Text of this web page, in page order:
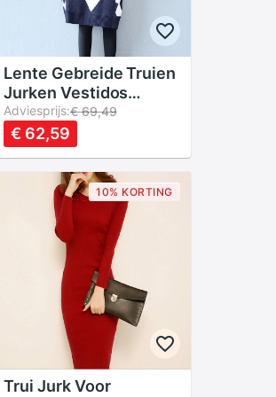
Lente Gebreide Truien
Jurken Vestidos
Vrouwen
geometrische O-hals
Lange Mouw Losse
Winter Casual Jurken
FP0277
Adviesprijs:€ 69,49
€ 62,59
10% KORTING
Trui Jurk Voor